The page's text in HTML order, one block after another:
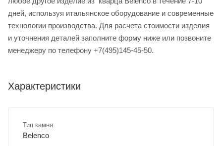
дней, используя итальянское оборудование и современные
технологии производства. Для расчета стоимости изделия
и уточнения деталей заполните форму ниже или позвоните
менеджеру по телефону +7(495)145-45-50.
Характеристики
Тип камня
Belenco